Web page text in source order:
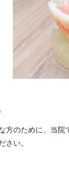
方のために、当
い。